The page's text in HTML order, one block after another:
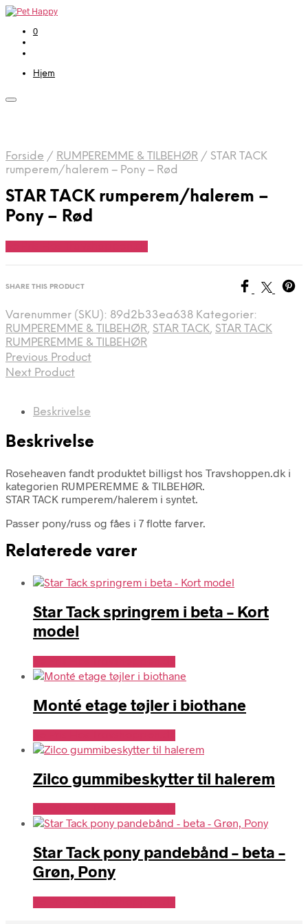
0
Hjem
Forside / RUMPEREMME & TILBEHØR / STAR TACK
rumperem/halerem – Pony – Rød
STAR TACK rumperem/halerem –
Pony – Rød
SHARE THIS PRODUCT
Varenummer (SKU): 89d2b33ea638 Kategorier:
RUMPEREMME & TILBEHØR, STAR TACK, STAR TACK
RUMPEREMME & TILBEHØR
Previous Product
Next Product
Beskrivelse
Beskrivelse
Roseheaven fandt produktet billigst hos Travshoppen.dk i
kategorien RUMPEREMME & TILBEHØR.
STAR TACK rumperem/halerem i syntet.
Passer pony/russ og fåes i 7 flotte farver.
Relaterede varer
Star Tack springrem i beta – Kort
model
Monté etage tøjler i biothane
Zilco gummibeskytter til halerem
Star Tack pony pandebånd – beta –
Grøn, Pony